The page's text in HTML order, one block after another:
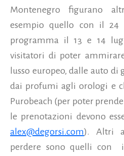
Montenegro figurano
esempio quello con il 24
programma il 13 e 14
visitatori di poter
lusso europeo, dalle auto di
dai profumi agli orologi e
Purobeach (per poter
le prenotazioni devono
alex@degorsi.com). Altri
perdere sono quelli con il